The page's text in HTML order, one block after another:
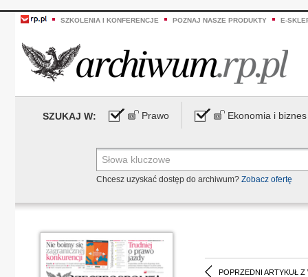
SZKOLENIA I KONFERENCJE POZNAJ NASZE PRODUKTY E-
SZUKAJ W: Prawo Ekonomia i biznes
Chcesz uzyskać dostęp do archiwum? Zobacz ofertę
POPRZEDNI ARTYKUŁ Z